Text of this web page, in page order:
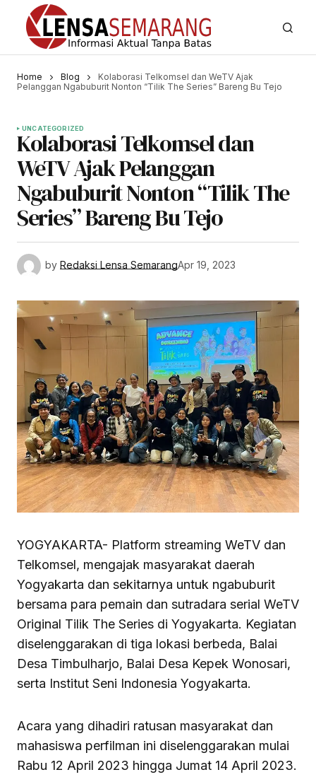
Home Blog
Kolaborasi Telkomsel dan WeTV Ajak
Pelanggan Ngabuburit Nonton “Tilik The Series” Bareng Bu Tejo
UNCATEGORIZED
Kolaborasi Telkomsel dan
WeTV Ajak Pelanggan
Ngabuburit Nonton “Tilik The
Series” Bareng Bu Tejo
by Redaksi Lensa SemarangApr 19, 2023
YOGYAKARTA- Platform streaming WeTV dan
Telkomsel, mengajak masyarakat daerah
Yogyakarta dan sekitarnya untuk ngabuburit
bersama para pemain dan sutradara serial WeTV
Original Tilik The Series di Yogyakarta. Kegiatan
diselenggarakan di tiga lokasi berbeda, Balai
Desa Timbulharjo, Balai Desa Kepek Wonosari,
serta Institut Seni Indonesia Yogyakarta.
Acara yang dihadiri ratusan masyarakat dan
mahasiswa perfilman ini diselenggarakan mulai
Rabu 12 April 2023 hingga Jumat 14 April 2023.